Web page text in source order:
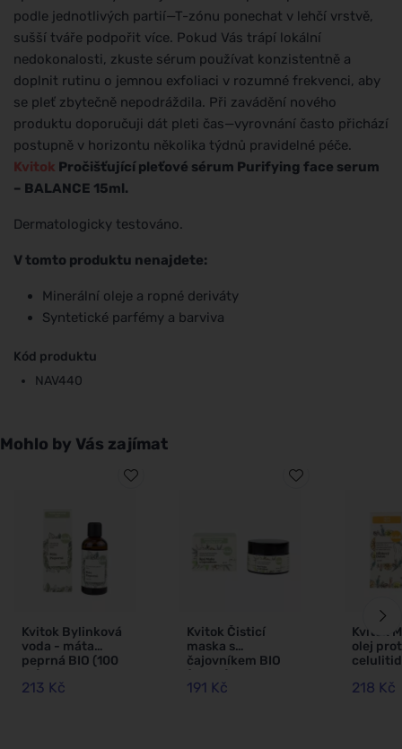
podle jednotlivých partií—T-zónu ponechat v lehčí vrstvě,
sušší tváře podpořit více. Pokud Vás trápí lokální
nedokonalosti, zkuste sérum používat konzistentně a
doplnit rutinu o jemnou exfoliaci v rozumné frekvenci, aby
se pleť zbytečně nepodráždila. Při zavádění nového
produktu doporučuji dát pleti čas—vyrovnání často přichází
postupně v horizontu několika týdnů pravidelné péče.
Kvitok Pročišťující pleťové sérum Purifying face serum
– BALANCE 15ml.
Dermatologicky testováno.
V tomto produktu nenajdete:
Minerální oleje a ropné deriváty
Syntetické parfémy a barviva
Kód produktu
NAV440
Mohlo by Vás zajímat
Kvitok Bylinková
voda - máta
peprná BIO (100
ml)
213 Kč
Kvitok Čisticí
maska s
čajovníkem BIO
(30 ml) - pro
problematickou
191 Kč
Kvitok
olej
(50 ml)
218 Kč